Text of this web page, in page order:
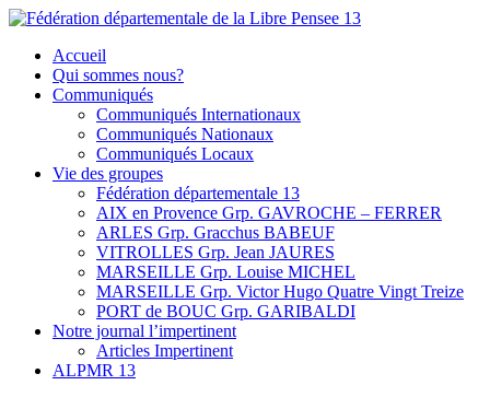
Skip
content
Fédération départementale de la Libre Pensee 13
Membre de la fédération Nationale de la Libre Pensée ni dieu ni
maitre
Accueil
Qui sommes nous?
Communiqués
Communiqués Internationaux
Communiqués Nationaux
Communiqués Locaux
Vie des groupes
Fédération départementale 13
AIX en Provence Grp. GAVROCHE – FERRER
ARLES Grp. Gracchus BABEUF
VITROLLES Grp. Jean JAURES
MARSEILLE Grp. Louise MICHEL
MARSEILLE Grp. Victor Hugo Quatre Vingt Treize
PORT de BOUC Grp. GARIBALDI
Notre journal l’impertinent
Articles Impertinent
ALPMR 13